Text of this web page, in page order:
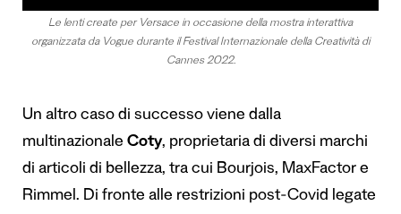
Le lenti create per Versace in occasione della mostra interattiva
organizzata da Vogue durante il Festival Internazionale della Creatività di
Cannes 2022.
Un altro caso di successo viene dalla
multinazionale Coty, proprietaria di diversi marchi
di articoli di bellezza, tra cui Bourjois, MaxFactor e
Rimmel. Di fronte alle restrizioni post-Covid legate